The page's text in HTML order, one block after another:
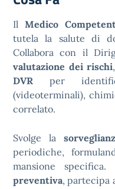
IlMedico
tutela la salute di
Collabora con il
valutazione dei rischi
DVR per
(videoterminali),
correlato.
Svolge la
periodiche,
mansione
preventiva, partecipa